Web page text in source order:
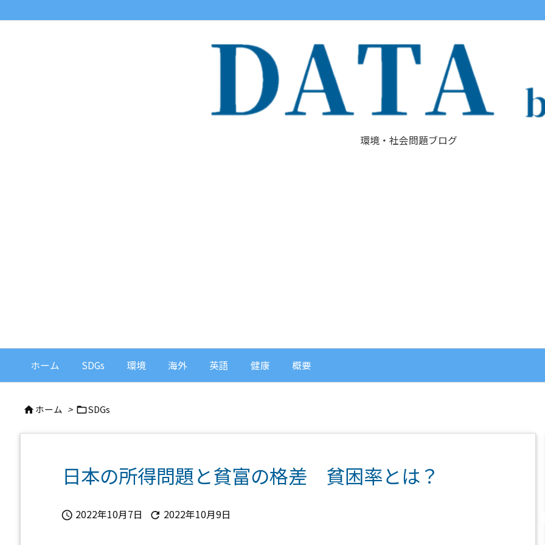
環境・社会問題ブログ
ホーム SDGs 環境 海外 英語 健康 概要
 ホーム > SDGs
日本の所得問題と貧富の格差 貧困率とは？
 2022年10月7日  2022年10月9日